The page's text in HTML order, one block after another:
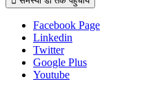
Facebook Page
Linkedin
Twitter
Google Plus
Youtube